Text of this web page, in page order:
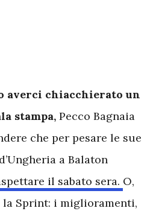
averci chiacchierato un
stampa, Pecco Bagnaia
che per pesare le sue
a Balaton
il sabato sera. O,
la Sprint: i miglioramenti,